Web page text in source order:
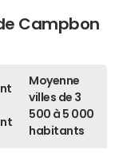
Campbon
Moyenne
villes de 3
500 à 5 000
habitants